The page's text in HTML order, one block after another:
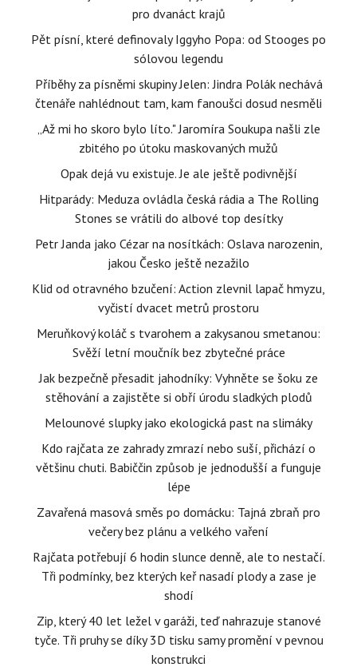
pro dvanáct krajů
Pět písní, které definovaly Iggyho Popa: od Stooges po
sólovou legendu
Příběhy za písněmi skupiny Jelen: Jindra Polák nechává
čtenáře nahlédnout tam, kam fanoušci dosud nesměli
„Až mi ho skoro bylo líto." Jaromíra Soukupa našli zle
zbitého po útoku maskovaných mužů
Opak dejá vu existuje. Je ale ještě podivnější
Hitparády: Meduza ovládla česká rádia a The Rolling
Stones se vrátili do albové top desítky
Petr Janda jako Cézar na nosítkách: Oslava narozenin,
jakou Česko ještě nezažilo
Klid od otravného bzučení: Action zlevnil lapač hmyzu,
vyčistí dvacet metrů prostoru
Meruňkový koláč s tvarohem a zakysanou smetanou:
Svěží letní moučník bez zbytečné práce
Jak bezpečně přesadit jahodníky: Vyhněte se šoku ze
stěhování a zajistěte si obří úrodu sladkých plodů
Melounové slupky jako ekologická past na slimáky
Kdo rajčata ze zahrady zmrazí nebo suší, přichází o
většinu chuti. Babiččin způsob je jednodušší a funguje
lépe
Zavařená masová směs po domácku: Tajná zbraň pro
večery bez plánu a velkého vaření
Rajčata potřebují 6 hodin slunce denně, ale to nestačí.
Tři podmínky, bez kterých keř nasadí plody a zase je
shodí
Zip, který 40 let ležel v garáži, teď nahrazuje stanové
tyče. Tři pruhy se díky 3D tisku samy promění v pevnou
konstrukci